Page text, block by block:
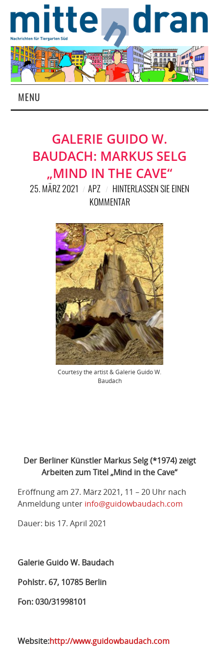
MENU
MAGAZIN
ÜBER UNS
RUBRIKEN
NETZWERK
SPONSORING
KONTAKT
GALERIE GUIDO W.
BAUDACH: MARKUS SELG
„MIND IN THE CAVE“
25. MÄRZ 2021 APZ
HINTERLASSEN SIE EINEN
KOMMENTAR
Courtesy the artist & Galerie Guido W.
Baudach
Der Berliner Künstler Markus Selg (*1974) zeigt
Arbeiten zum Titel „Mind in the Cave“
Eröffnung am 27. März 2021, 11 – 20 Uhr nach
Anmeldung unter info@guidowbaudach.com
Dauer: bis 17. April 2021
Galerie Guido W. Baudach
Pohlstr. 67, 10785 Berlin
Fon: 030/31998101
Website:http://www.guidowbaudach.com